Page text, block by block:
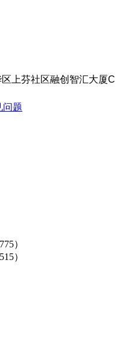
上芬社区融创智汇大厦C
问题
）
）